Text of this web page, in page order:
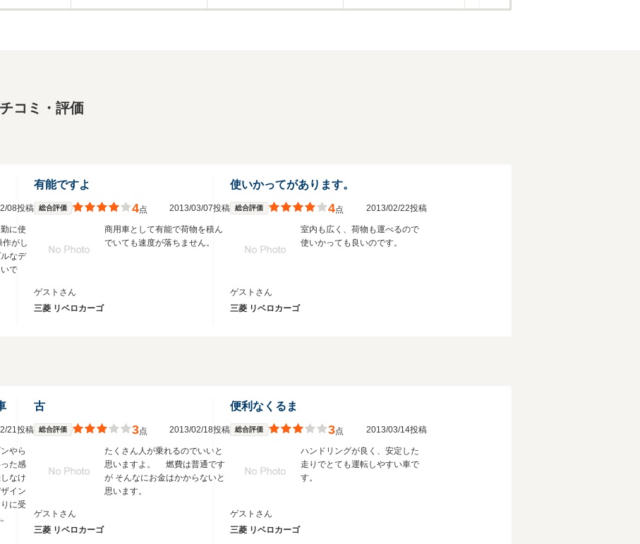
コミ・評価
08投稿
に使
作がし
なデ
で
有能ですよ
総合評価 4点 2013/03/07投稿
商用車として有能で荷物を積ん
でいても速度が落ちません。
ゲストさん
三菱 リベロカーゴ
使いかってがあります。
総合評価 4点 2013/02/22投稿
室内も広く、荷物も運べるので
使いかっても良いのです。
ゲストさん
三菱 リベロカーゴ
21投稿
やら
た感
なけ
イン
に受
古
総合評価 3点 2013/02/18投稿
たくさん人が乗れるのでいいと
思いますよ。 燃費は普通です
が そんなにお金はかからないと
思います。
ゲストさん
三菱 リベロカーゴ
便利なくるま
総合評価 3点 2013/03/14投稿
ハンドリングが良く、安定した
走りでとても運転しやすい車で
す。
ゲストさん
三菱 リベロカーゴ